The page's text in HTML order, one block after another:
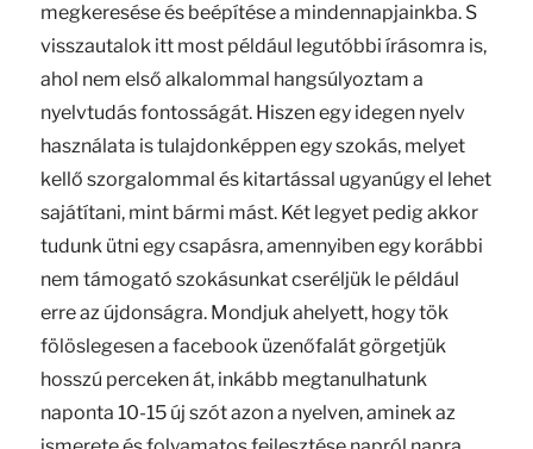
megkeresése és beépítése a mindennapjainkba. S
visszautalok itt most például legutóbbi írásomra is,
ahol nem első alkalommal hangsúlyoztam a
nyelvtudás fontosságát. Hiszen egy idegen nyelv
használata is tulajdonképpen egy szokás, melyet
kellő szorgalommal és kitartással ugyanúgy el lehet
sajátítani, mint bármi mást. Két legyet pedig akkor
tudunk ütni egy csapásra, amennyiben egy korábbi
nem támogató szokásunkat cseréljük le például
erre az újdonságra. Mondjuk ahelyett, hogy tök
fölöslegesen a facebook üzenőfalát görgetjük
hosszú perceken át, inkább megtanulhatunk
naponta 10-15 új szót azon a nyelven, aminek az